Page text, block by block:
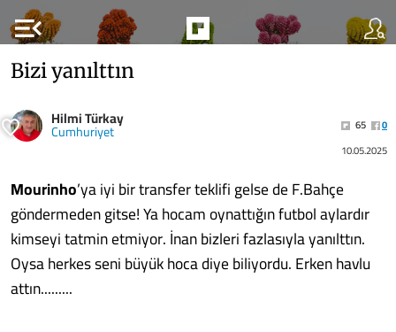
menu_open
Bizi yanılttın
Hilmi Türkay
Cumhuriyet 65
0
10.05.2025
Mourinho’ya iyi bir transfer teklifi gelse de F.Bahçe
göndermeden gitse! Ya hocam oynattığın futbol aylardır
kimseyi tatmin etmiyor. İnan bizleri fazlasıyla yanılttın.
Oysa herkes seni büyük hoca diye biliyordu. Erken havlu
attın.........